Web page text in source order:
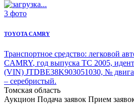
3 фото
TOYOTA CAMRY
Транспортное средство: легковой
CAMRY, год выпуска ТС 2005,
(VIN) JTDBE38K903051030, №
– серебристый.
Томская область
Аукцион Подача заявок Прием